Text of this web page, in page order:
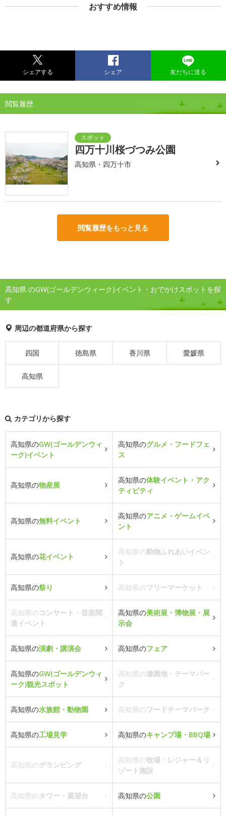
おすすめ情報
シェアする シェア 友だちに送る
閲覧履歴
四万十川桜づつみ公園
高知県・四万十市
閲覧履歴をもっと見る
高知県 のGW(ゴールデンウィーク)イベント・おでかけスポットを探
す
周辺の都道府県から探す
四国 徳島県 香川県 愛媛県
高知県
カテゴリから探す
高知県のGW(ゴールデンウィ
ーク)イベント
高知県のグルメ・フードフェ
ス
高知県の物産展
高知県の体験イベント・アク
ティビティ
高知県の無料イベント
高知県のアニメ・ゲームイベ
ント
高知県の花イベント
高知県の動物ふれあいイベン
ト
高知県の祭り 高知県のフリーマーケット
高知県のコンサート・音楽関
連イベント
高知県の美術展・博物展・展
示会
高知県の演劇・講演会 高知県のフェア
高知県のGW(ゴールデンウィ
ーク)観光スポット
高知県の遊園地・テーマパー
ク
高知県の水族館・動物園 高知県のフードテーマパーク
高知県の工場見学 高知県のキャンプ場・BBQ場
高知県のグランピング
高知県の牧場・レジャー＆リ
ゾート施設
高知県のタワー・展望台 高知県の公園